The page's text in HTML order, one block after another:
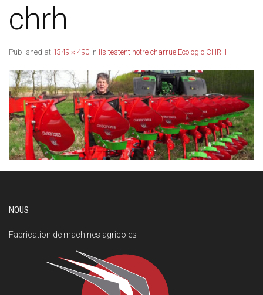
chrh
Published at 1349 × 490 in Ils testent notre charrue Ecologic CHRH
NOUS
Fabrication de machines agricoles